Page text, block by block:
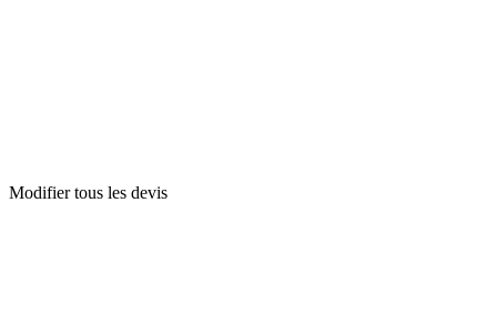
Modifier tous les devis